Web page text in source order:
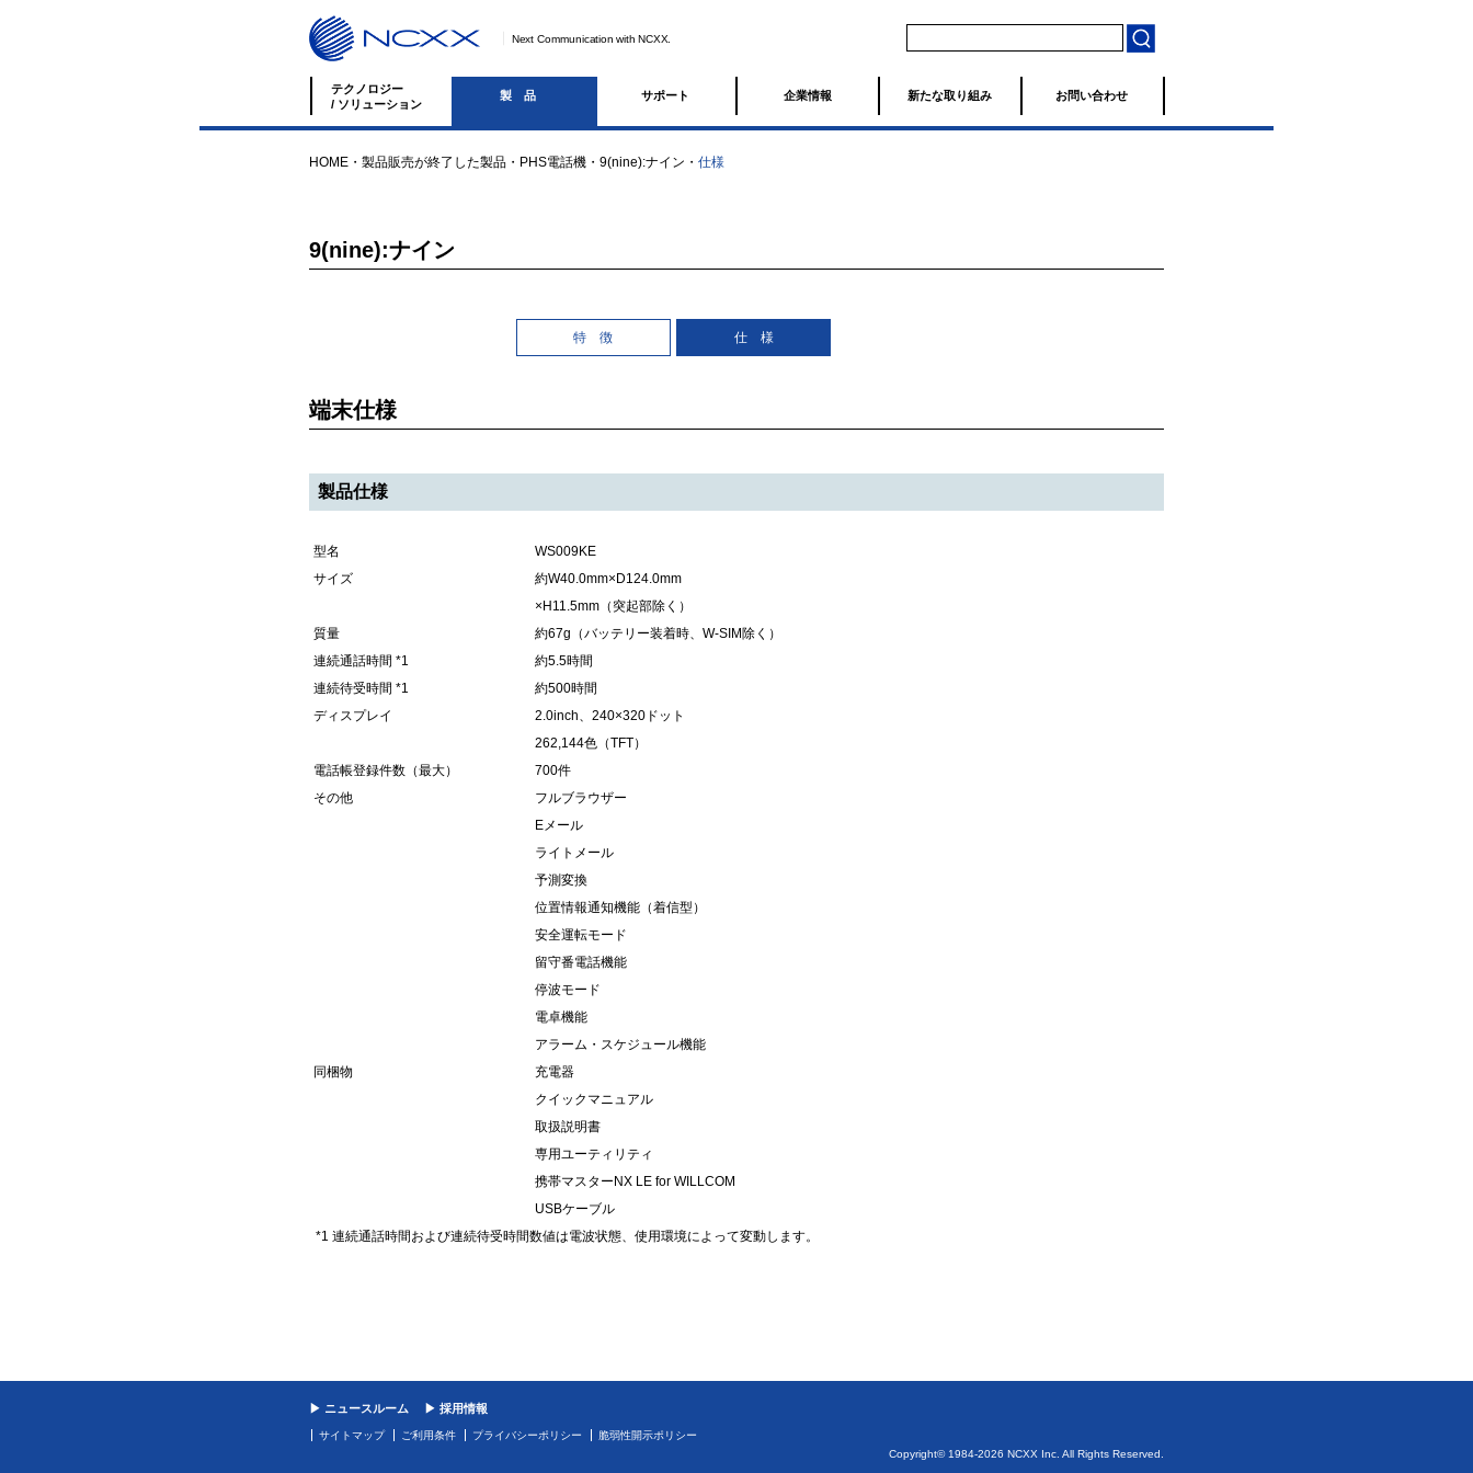
Next Communication with NCXX.
テクノロジー
/ ソリューション
製品 サポート 企業情報 新たな取り組み お問い合わせ
HOME ・ 製品販売が終了した製品 ・ PHS電話機 ・ 9(nine):ナイン ・ 仕様
9(nine):ナイン
特 徴 仕 様
端末仕様
製品仕様
型名
WS009KE
サイズ
約W40.0mm×D124.0mm
×H11.5mm（突起部除く）
質量
約67g（バッテリー装着時、W-SIM除く）
連続通話時間 *1
約5.5時間
連続待受時間 *1
約500時間
ディスプレイ
2.0inch、240×320ドット
262,144色（TFT）
電話帳登録件数（最大）
700件
その他
フルブラウザー
Eメール
ライトメール
予測変換
位置情報通知機能（着信型）
安全運転モード
留守番電話機能
停波モード
電卓機能
アラーム・スケジュール機能
同梱物
充電器
クイックマニュアル
取扱説明書
専用ユーティリティ
携帯マスターNX LE for WILLCOM
USBケーブル
*1 連続通話時間および連続待受時間数値は電波状態、使用環境によって変動します。
▶ ニュースルーム ▶ 採用情報
サイトマップ ご利用条件 プライバシーポリシー
脆弱性開示ポリシー
Copyright© 1984-2026 NCXX Inc. All Rights Reserved.